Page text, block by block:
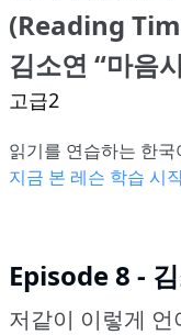
(Reading
김소연 “마음
고급2
읽기를 연습하는 한국
지금 본 레슨 학습 시
Episode 8 -
저같이 이렇게